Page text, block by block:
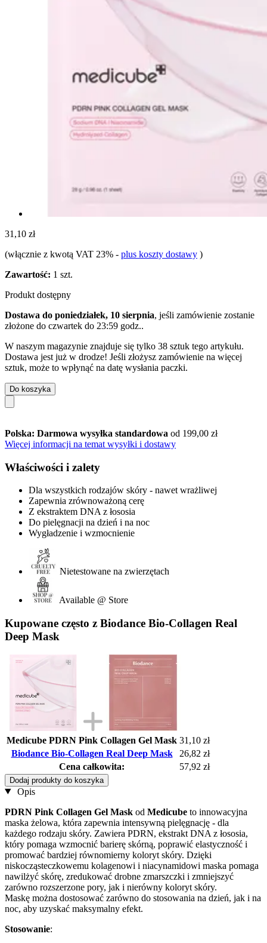
31,10 zł
(włącznie z kwotą VAT 23% - plus koszty dostawy )
Zawartość: 1 szt.
Produkt dostępny
Dostawa do poniedziałek, 10 sierpnia, jeśli zamówienie zostanie
złożone do czwartek do 23:59 godz..
W naszym magazynie znajduje się tylko 38 sztuk tego artykułu.
Dostawa jest już w drodze! Jeśli złożysz zamówienie na więcej
sztuk, może to wpłynąć na datę wysłania paczki.
Do koszyka
Polska: Darmowa wysyłka standardowa od 199,00 zł
Więcej informacji na temat wysyłki i dostawy
Właściwości i zalety
Dla wszystkich rodzajów skóry - nawet wrażliwej
Zapewnia zrównoważoną cerę
Z ekstraktem DNA z łososia
Do pielęgnacji na dzień i na noc
Wygładzenie i wzmocnienie
Nietestowane na zwierzętach
Available @ Store
Kupowane często z Biodance Bio-Collagen Real
Deep Mask
Medicube PDRN Pink Collagen Gel Mask 31,10 zł
Biodance Bio-Collagen Real Deep Mask
26,82 zł
Cena całkowita:
57,92 zł
Dodaj produkty do koszyka
Opis
PDRN Pink Collagen Gel Mask od Medicube to innowacyjna
maska żelowa, która zapewnia intensywną pielęgnację - dla
każdego rodzaju skóry. Zawiera PDRN, ekstrakt DNA z łososia,
który pomaga wzmocnić barierę skórną, poprawić elastyczność i
promować bardziej równomierny koloryt skóry. Dzięki
niskocząsteczkowemu kolagenowi i niacynamidowi maska pomaga
nawilżyć skórę, zredukować drobne zmarszczki i zmniejszyć
zarówno rozszerzone pory, jak i nierówny koloryt skóry.
Maskę można dostosować zarówno do stosowania na dzień, jak i na
noc, aby uzyskać maksymalny efekt.
Stosowanie: